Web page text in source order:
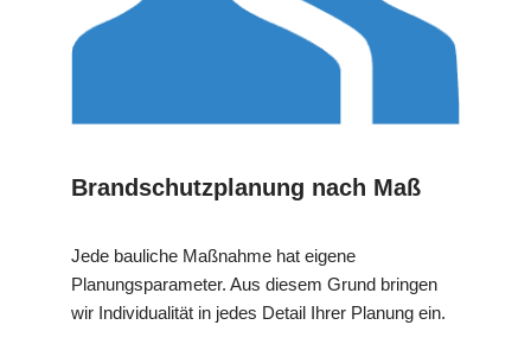
Brandschutzplanung nach Maß
Jede bauliche Maßnahme hat eigene
Planungsparameter. Aus diesem Grund bringen
wir Individualität in jedes Detail Ihrer Planung ein.